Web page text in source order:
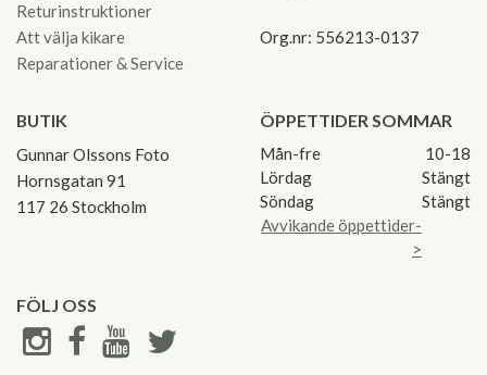
Returinstruktioner
Att välja kikare
Reparationer & Service
Org.nr: 556213-0137
BUTIK
Gunnar Olssons Foto
Hornsgatan 91
117 26 Stockholm
ÖPPETTIDER SOMMAR
Mån-fre
10-18
Lördag
Stängt
Söndag
Stängt
Avvikande öppettider-
>
FÖLJ OSS